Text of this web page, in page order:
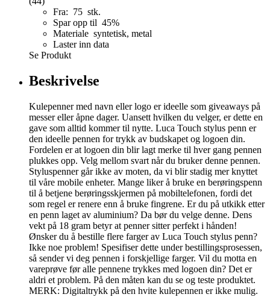
Fra: 75 stk.
Spar opp til 45%
Materiale syntetisk, metal
Laster inn data
Se Produkt
Beskrivelse
Kulepenner med navn eller logo er ideelle som giveaways på
messer eller åpne dager. Uansett hvilken du velger, er dette en
gave som alltid kommer til nytte. Luca Touch stylus penn er
den ideelle pennen for trykk av budskapet og logoen din.
Fordelen er at logoen din blir lagt merke til hver gang pennen
plukkes opp. Velg mellom svart når du bruker denne pennen.
Styluspenner går ikke av moten, da vi blir stadig mer knyttet
til våre mobile enheter. Mange liker å bruke en berøringspenn
til å betjene berøringsskjermen på mobiltelefonen, fordi det
som regel er renere enn å bruke fingrene. Er du på utkikk etter
en penn laget av aluminium? Da bør du velge denne. Dens
vekt på 18 gram betyr at penner sitter perfekt i hånden!
Ønsker du å bestille flere farger av Luca Touch stylus penn?
Ikke noe problem! Spesifiser dette under bestillingsprosessen,
så sender vi deg pennen i forskjellige farger. Vil du motta en
vareprøve før alle pennene trykkes med logoen din? Det er
aldri et problem. På den måten kan du se og teste produktet.
MERK: Digitaltrykk på den hvite kulepennen er ikke mulig.